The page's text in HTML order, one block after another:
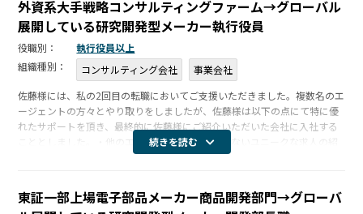
外資系大手戦略コンサルティングファーム→グローバル
展開している研究開発型メーカー執行役員
役職別：
執行役員以上
組織種別：
コンサルティング会社
事業会社
佐藤様には、私の2回目の転職においてご支援いただきました。複数名のエ
ージェントの方々とやり取りをしましたが、佐藤様は以下の点にて特に優
れたサポートを頂き、最終的に佐藤様にご紹介いただいた会社に入社する
こととしました。・他のエージェントが扱っていないユニークな求人の紹
介・質問等に対するタイムリーなレスポンス・紹介頂く会社との強固な信
続きを読む
東証一部上場電子部品メーカー商品開発部門→グローバ